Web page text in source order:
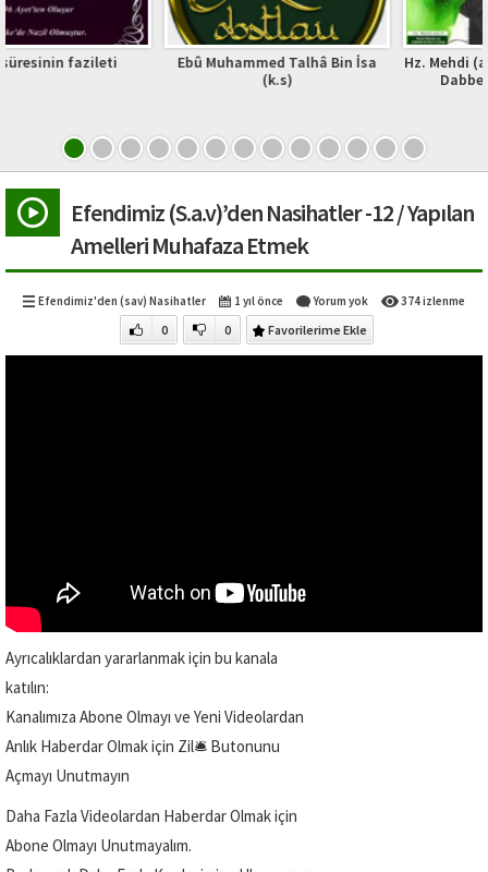
Ebû Muhammed Talhâ Bin İsa
Hz. Mehdi (as)-8: Yecüc,
Dabbet-ül Arz’ın
Efendimiz (S.a.v)’den Nasihatler -12 / Yapılan
Amelleri Muhafaza Etmek
Efendimiz'den (sav) Nasihatler 1 yıl önce Yorum yok 374 izlenme
0 0 Favorilerime Ekle
Ayrıcalıklardan yararlanmak için bu kanala
katılın:
Kanalımıza Abone Olmayı ve Yeni Videolardan
Anlık Haberdar Olmak için Zil🛎️ Butonunu
Açmayı Unutmayın
Daha Fazla Videolardan Haberdar Olmak için
Abone Olmayı Unutmayalım.